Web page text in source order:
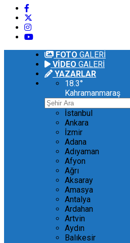
FOTO GALERİ
VİDEO GALERİ
YAZARLAR
18.3°
Kahramanmaraş
İstanbul
Ankara
İzmir
Adana
Adıyaman
Afyon
Ağrı
Aksaray
Amasya
Antalya
Ardahan
Artvin
Aydın
Balıkesir